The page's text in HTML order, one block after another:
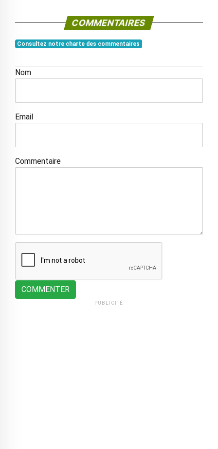
COMMENTAIRES
Consultez notre charte des commentaires
Nom
Email
Commentaire
COMMENTER
PUBLICITÉ